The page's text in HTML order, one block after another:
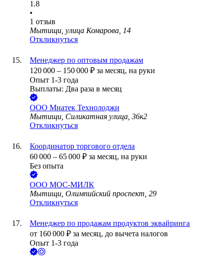
1.8
•
1 отзыв
Мытищи, улица Комарова, 14
Откликнуться
Менеджер по оптовым продажам
120 000 – 150 000 ₽ за месяц, на руки
Опыт 1-3 года
Выплаты: Два раза в месяц
ООО Миатек Технолоджи
Мытищи, Силикатная улица, 36к2
Откликнуться
Координатор торгового отдела
60 000 – 65 000 ₽ за месяц, на руки
Без опыта
ООО МОС-МИЛК
Мытищи, Олимпийский проспект, 29
Откликнуться
Менеджер по продажам продуктов эквайринга
от 160 000 ₽ за месяц, до вычета налогов
Опыт 1-3 года